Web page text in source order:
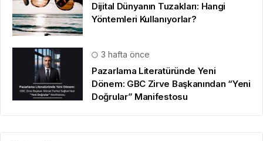
Dijital Dünyanın Tuzakları: Hangi
Yöntemleri Kullanıyorlar?
3 hafta önce
Pazarlama Literatüründe Yeni
Dönem: GBC Zirve Başkanından “Yeni
Doğrular” Manifestosu